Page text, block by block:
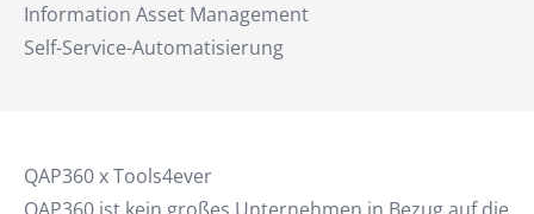
Information Asset Management
Self-Service-Automatisierung
QAP360 x Tools4ever